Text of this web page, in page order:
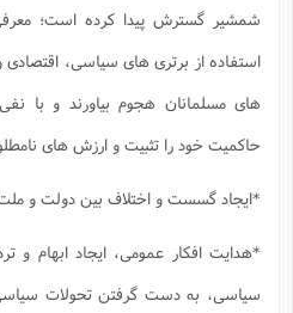
شمشیر گسترش پیدا کرده است؛
استفاده از برتری های سیاسی، اقتصادی
های مسلمانان هجوم بیاورند و با
حاکمیت خود را تثبیت و ارزش های
*ایجاد گسست و اختلاف بین دولت و ملت.
*هدایت افکار عمومی، ایجاد ابهام و
سیاسی، به دست گرفتن تحولات